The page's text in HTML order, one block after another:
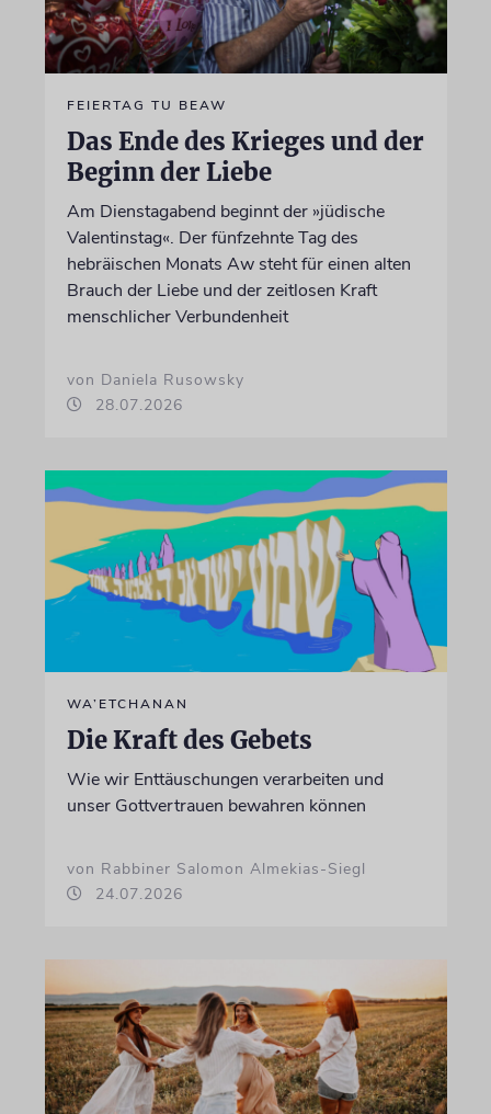
FEIERTAG TU BEAW
Das Ende des Krieges und der
Beginn der Liebe
Am Dienstagabend beginnt der »jüdische
Valentinstag«. Der fünfzehnte Tag des
hebräischen Monats Aw steht für einen alten
Brauch der Liebe und der zeitlosen Kraft
menschlicher Verbundenheit
von Daniela Rusowsky
28.07.2026
WA’ETCHANAN
Die Kraft des Gebets
Wie wir Enttäuschungen verarbeiten und
unser Gottvertrauen bewahren können
von Rabbiner Salomon Almekias-Siegl
24.07.2026